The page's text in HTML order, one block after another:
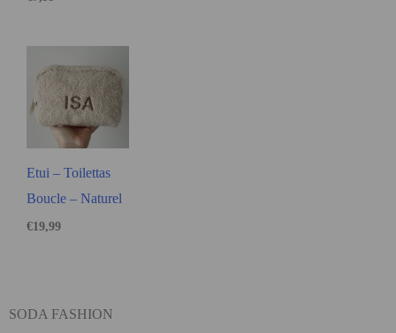
Etui – Toilettas
Boucle – Naturel
€19,99
SODA FASHION